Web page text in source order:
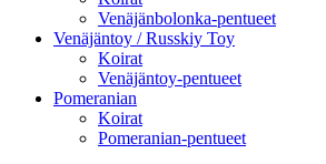
Venäjänbolonka-pentueet
Venäjäntoy / Russkiy Toy
Koirat
Venäjäntoy-pentueet
Pomeranian
Koirat
Pomeranian-pentueet